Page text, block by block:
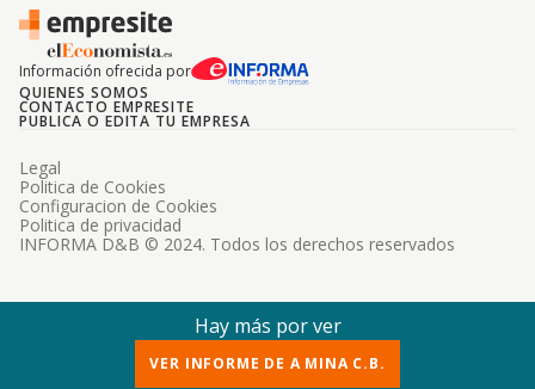
Información ofrecida por
QUIENES SOMOS
CONTACTO EMPRESITE
PUBLICA O EDITA TU EMPRESA
INFORMA D&B © 2024. Todos los derechos reservados
Legal
Politica de Cookies
Configuracion de Cookies
Politica de privacidad
Hay más por ver
VER INFORME DE A MINA C.B.